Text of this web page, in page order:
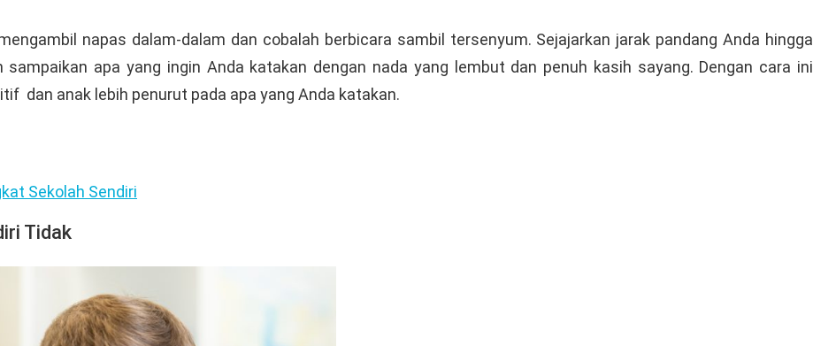
napas dalam-dalam dan cobalah berbicara sambil tersenyum. Sejajarkan jarak pandang Anda hingga
apa yang ingin Anda katakan dengan nada yang lembut dan penuh kasih sayang. Dengan cara ini
dan anak lebih penurut pada apa yang Anda katakan.
Sekolah Sendiri
Tidak